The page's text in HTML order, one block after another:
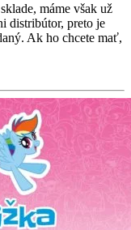
máme však už
distribútor, preto je
Ak ho chcete mať,